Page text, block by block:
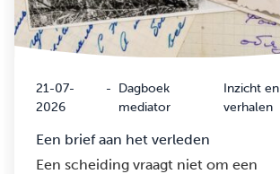
21-07-
2026
- Dagboek
mediator
Inzicht en
verhalen
Een brief aan het verleden
Een scheiding vraagt niet om een